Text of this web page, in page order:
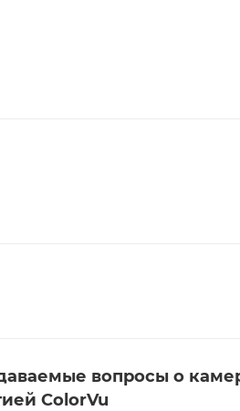
вопросы о
ColorVu